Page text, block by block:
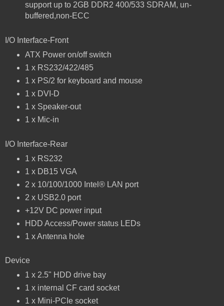
support up to 2GB DDR2 400/533 SDRAM, un-
buffered,non-ECC
I/O Interface-Front
ATX Power on/off switch
1 x RS232/422/485
1 x PS/2 for keyboard and mouse
1 x DVI-D
1 x Speaker-out
1 x Mic-in
I/O Interface-Rear
1 x RS232
1 x DB15 VGA
2 x 10/100/1000 Intel® LAN port
2 x USB2.0 port
+12V DC power input
HDD Access/Power status LEDs
1 x Antenna hole
Device
1 x 2.5" HDD drive bay
1 x internal CF card socket
1 x Mini-PCIe socket